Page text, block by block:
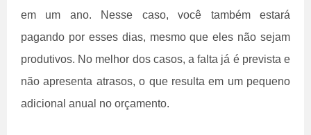
em um ano. Nesse caso, você também estará
pagando por esses dias, mesmo que eles não sejam
produtivos. No melhor dos casos, a falta já é prevista e
não apresenta atrasos, o que resulta em um pequeno
adicional anual no orçamento.